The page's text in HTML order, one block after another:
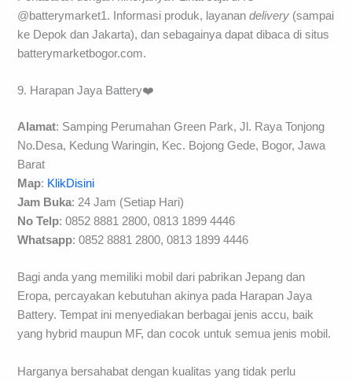
@batterymarket1. Informasi produk, layanandelivery (sampai
ke Depok dan Jakarta), dan sebagainya dapat dibaca di situs
batterymarketbogor.com.
9. Harapan Jaya Battery❤️
Alamat: Samping Perumahan Green Park, Jl. Raya Tonjong
No.Desa, Kedung Waringin, Kec. Bojong Gede, Bogor, Jawa
Barat
Map: KlikDisini
Jam Buka: 24 Jam (Setiap Hari)
No Telp: 0852 8881 2800, 0813 1899 4446
Whatsapp: 0852 8881 2800, 0813 1899 4446
Bagi anda yang memiliki mobil dari pabrikan Jepang dan
Eropa, percayakan kebutuhan akinya pada Harapan Jaya
Battery. Tempat ini menyediakan berbagai jenis accu, baik
yang hybrid maupun MF, dan cocok untuk semua jenis mobil.
Harganya bersahabat dengan kualitas yang tidak perlu